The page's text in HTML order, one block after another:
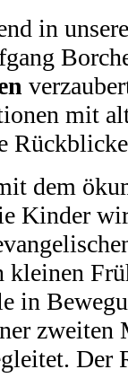
in
mit
dem
Kinder
in
zweiten
Der